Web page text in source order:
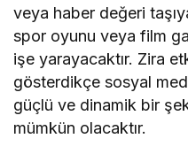
veya haber değeri
spor oyunu veya film
işe yarayacaktır. Zira
gösterdikçe sosyal
güçlü ve dinamik bir
mümkün olacaktır.